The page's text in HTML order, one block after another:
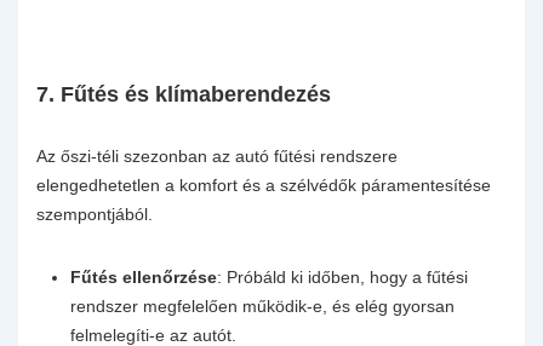
7. Fűtés és klímaberendezés
Az őszi-téli szezonban az autó fűtési rendszere
elengedhetetlen a komfort és a szélvédők páramentesítése
szempontjából.
Fűtés ellenőrzése: Próbáld ki időben, hogy a fűtési
rendszer megfelelően működik-e, és elég gyorsan
felmelegíti-e az autót.